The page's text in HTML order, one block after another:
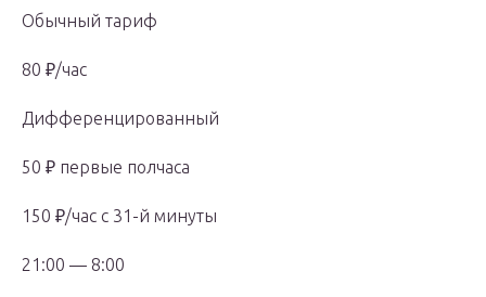
Обычный тариф
80 ₽/час
Дифференцированный
50 ₽ первые полчаса
150 ₽/час с 31-й минуты
21:00 — 8:00